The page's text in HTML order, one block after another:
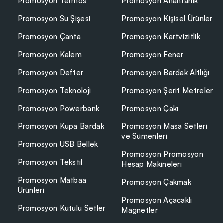
Malzeme seçimi, marka kimliğinin görünürlüğü açısından
Metal, Deri, Domeks, Purjör: Malzeme
Kurumsal tanıtım ürünlerinde dikkat çeken metal
türüyle beğeni görür.
Metal anahtarlık
parlak yüzeyi
kategorisinde resmi bir izlenim oluşturur.
Deri anahtarlık
klasik tasarım anlayışına hitap eder.
Domeks anahtarlık şeffaf reçine kaplama altında yer alan
kolaylığı sağlar.
Metal gövdeye sahip ürünler, lazer kazıma teknikleri için
seçenekleri sıcak baskı uygulamalarıyla marka işareti
domeks anahtarlık
renkli grafik görünümünü korur.
taşır. Malzeme türü kurumsal armağan seçimi sırasında
değerlendirilir.
Baskılı ve Logolu Anahtarlık Üretim Teknikleri
Promosyon Su Şişesi
Promosyon Çanta
Promosyon Kalem
Promosyon Defter
Promosyon Teknoloji
Promosyon Powerbank
Promosyon Kupa Bardak
Promosyon USB Bellek
Promosyon Tekstil
Promosyon Matbaa
Ürünleri
Promosyon Kutulu Setler
Promosyon Kişisel Ürünler
Promosyon Kartvizitlik
Promosyon Fener
Promosyon Bardak Altlığı
Promosyon Şerit Metreler
Promosyon Çakı
Promosyon Masa Setleri
ve Sümenleri
Promosyon Promosyon
Hesap Makineleri
Promosyon Çakmak
Promosyon Açacaklı
Magnetler